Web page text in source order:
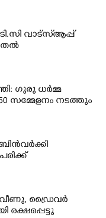
വാട്സ്ആപ്പ്
ഗുരു ധർമ്മ
സമ്മേളനം നടത്തും
ഡ്രെെവർ
രക്ഷപ്പെട്ടു